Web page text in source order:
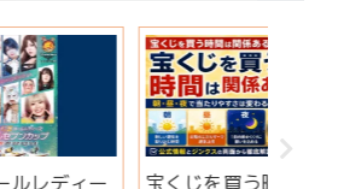
宝くじを買う時間は関係